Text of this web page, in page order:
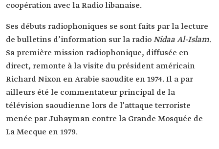
coopération avec la Radio libanaise.
Ses débuts radiophoniques se sont faits par la lecture
de bulletins d’information sur la radioNidaa Al-Islam.
Sa première mission radiophonique, diffusée en
direct, remonte à la visite du président américain
Richard Nixon en Arabie saoudite en 1974. Il a par
ailleurs été le commentateur principal de la
télévision saoudienne lors de l’attaque terroriste
menée par Juhayman contre la Grande Mosquée de
La Mecque en 1979.